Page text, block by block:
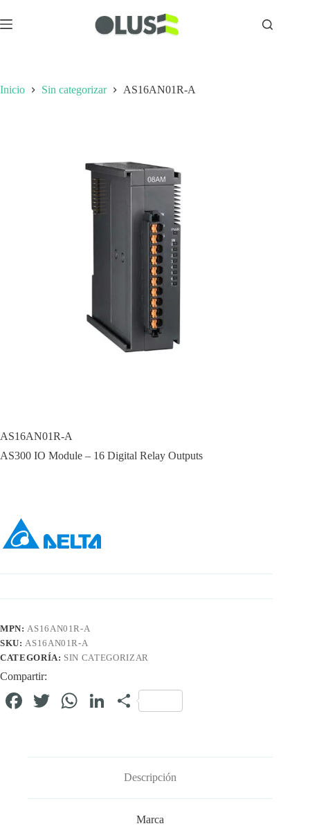
Inicio Sin categorizar AS16AN01R-A
AS16AN01R-A
AS300 IO Module – 16 Digital Relay Outputs
MPN: AS16AN01R-A
SKU: AS16AN01R-A
CATEGORÍA: SIN CATEGORIZAR
Compartir:
Fa T
W
Li
In
C
pa
rti
r
Descripción
Marca